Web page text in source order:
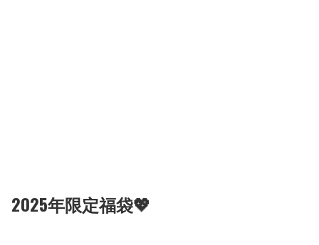
2025年限定福袋💖